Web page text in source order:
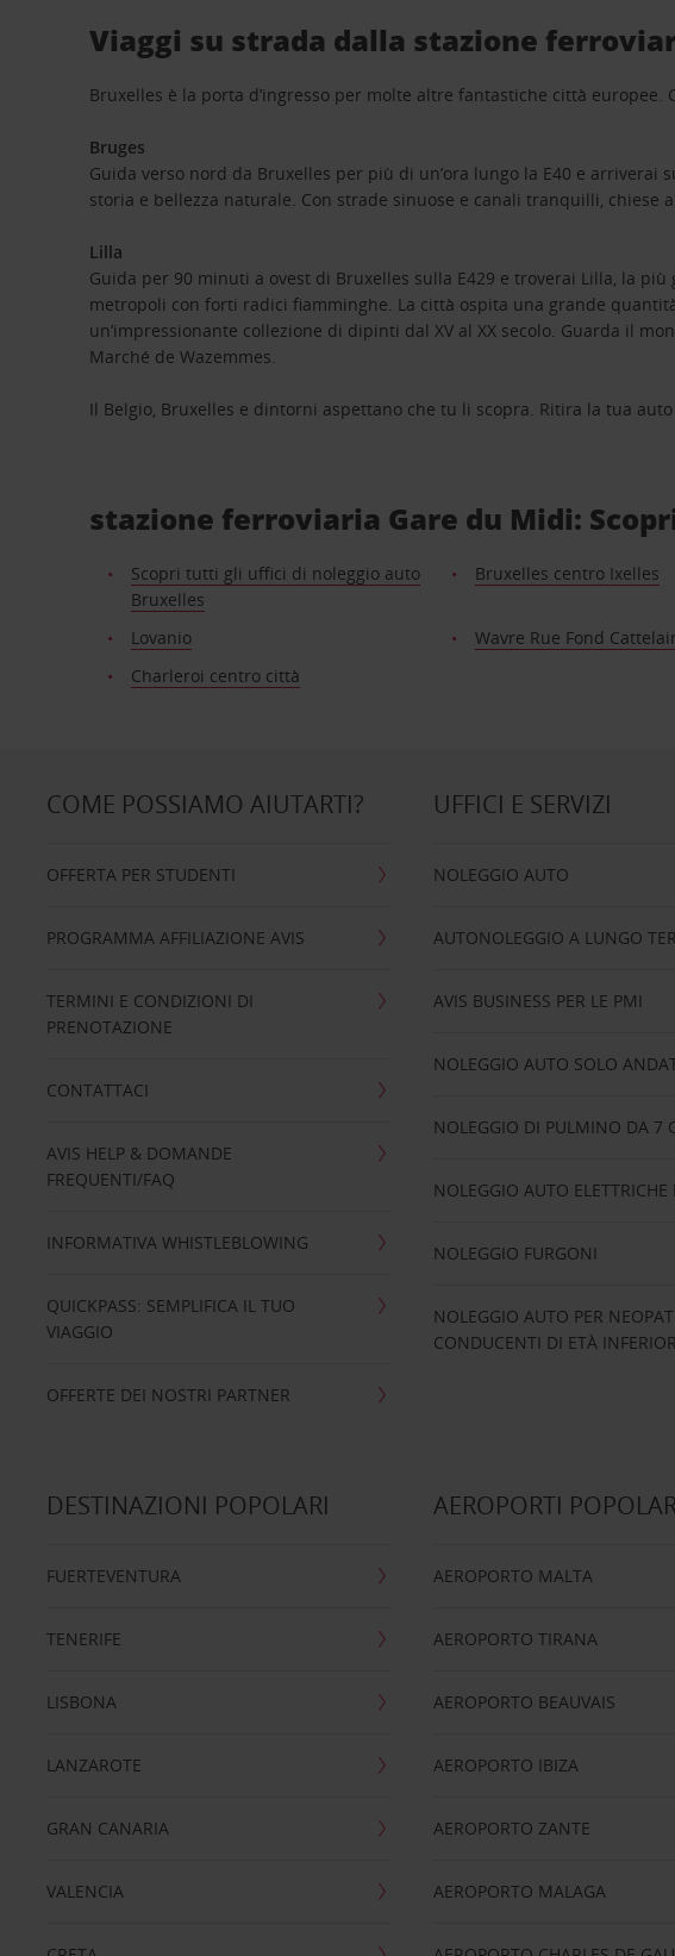
Viaggi su strada dalla stazione
Bruxelles è la porta d’ingresso per molte altre fantastiche città
Bruges
Guida verso nord da Bruxelles per più di un’ora lungo la E40 e
storia e bellezza naturale. Con strade sinuose e canali tranquilli,
Lilla
Guida per 90 minuti a ovest di Bruxelles sulla E429 e troverai Lilla, la
metropoli con forti radici fiamminghe. La città ospita una grande
un’impressionante collezione di dipinti dal XV al XX secolo. Guarda il
Marché de Wazemmes.
Il Belgio, Bruxelles e dintorni aspettano che tu li scopra. Ritira la tua
stazione ferroviaria Gare du Midi:
Scopri tutti gli uffici di noleggio auto
Bruxelles
Bruxelles centro Ixelles
Lovanio Wavre Rue Fond
Charleroi centro città
COME POSSIAMO AIUTARTI?
OFFERTA PER STUDENTI
PROGRAMMA AFFILIAZIONE AVIS
TERMINI E CONDIZIONI DI
PRENOTAZIONE
CONTATTACI
AVIS HELP & DOMANDE
FREQUENTI/FAQ
INFORMATIVA WHISTLEBLOWING
QUICKPASS: SEMPLIFICA IL TUO
VIAGGIO
OFFERTE DEI NOSTRI PARTNER
UFFICI E SERVIZI
NOLEGGIO AUTO
AUTONOLEGGIO A LUNGO
AVIS BUSINESS PER LE PMI
NOLEGGIO AUTO SOLO
NOLEGGIO DI PULMINO DA 7
NOLEGGIO AUTO ELETTRICHE
NOLEGGIO FURGONI
NOLEGGIO AUTO PER
CONDUCENTI DI ETÀ
DESTINAZIONI POPOLARI
FUERTEVENTURA
TENERIFE
LISBONA
LANZAROTE
GRAN CANARIA
VALENCIA
AEROPORTI
AEROPORTO MALTA
AEROPORTO TIRANA
AEROPORTO BEAUVAIS
AEROPORTO IBIZA
AEROPORTO ZANTE
AEROPORTO MALAGA